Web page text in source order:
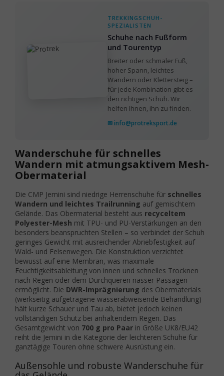
TREKKINGSCHUH-
SPEZIALISTEN
Schuhe nach Fußform
und Tourentyp
Breiter oder schmaler Fuß,
hoher Spann, leichtes
Wandern oder Klettersteig –
für jede Kombination gibt es
den richtigen Schuh. Wir
helfen Ihnen, ihn zu finden.
✉ info@protreksport.de
Wanderschuhe für schnelles
Wandern mit atmungsaktivem Mesh-
Obermaterial
Die CMP Jemini sind niedrige Herrenschuhe für schnelles
Wandern und leichtes Trailrunning auf gemischtem
Gelände. Das Obermaterial besteht aus recyceltem
Polyester-Mesh mit TPU- und PU-Verstärkungen an den
besonders beanspruchten Stellen – so verbindet der Schuh
geringes Gewicht mit ausreichender Abriebfestigkeit auf
Wald- und Felsenwegen. Die Konstruktion verzichtet
bewusst auf eine Membran, was maximale
Feuchtigkeitsableitung von innen und schnelles Trocknen
nach Regen oder dem Durchqueren nasser Passagen
ermöglicht. Die DWR-Imprägnierung des Obermaterials
(werkseitig aufgetragene wasserabweisende Behandlung)
hält kurze Schauer und Tau ab, bietet jedoch keinen
vollständigen Schutz bei anhaltendem Regen. Das
Gesamtgewicht von 700 g pro Paar in Größe UK8/EU42
reiht die Jemini in die Kategorie der leichteren Schuhe für
ganztägige Touren ohne schwere Ausrüstung ein.
Außensohle und robuste Wanderschuhe für